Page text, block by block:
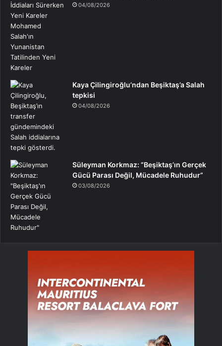
04/08/2026
Kaya Çilingiroğlu’ndan Beşiktaş’a Salah
tepkisi
04/08/2026
Süleyman Korkmaz: “Beşiktaş’ın Gerçek
Gücü Parası Değil, Mücadele Ruhudur”
03/08/2026